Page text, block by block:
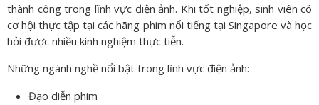
thành công trong lĩnh vực điện ảnh. Khi tốt nghiệp, sinh viên có
cơ hội thực tập tại các hãng phim nổi tiếng tại Singapore và học
hỏi được nhiều kinh nghiệm thực tiễn.
Những ngành nghề nổi bật trong lĩnh vực điện ảnh:
Đạo diễn phim